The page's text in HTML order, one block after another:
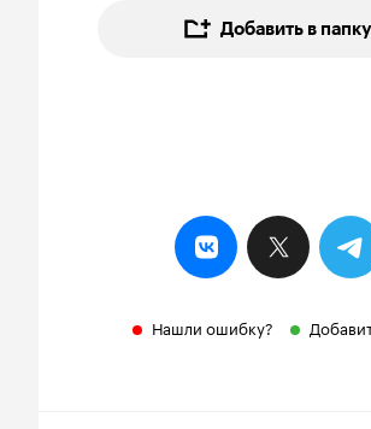
Добавить в папку
Нашли ошибку?